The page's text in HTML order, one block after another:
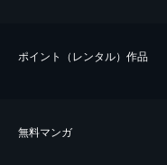
ポイント（レンタル）作品
無料マンガ